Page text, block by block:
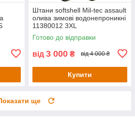
Штани softshell Mil-tec assault
олива зимові водонепроникні
11380012 3XL
Готово до відправки
від 3 000 ₴ від 4 000 ₴
Купити
ще